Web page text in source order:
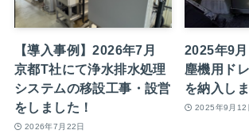
【導入事例】2026年7月
京都T社にて浄水排水処理
システムの移設工事・設営
をしました！
2026年7月22日
2025年9
塵機用ド
を納入し
2025年9月12